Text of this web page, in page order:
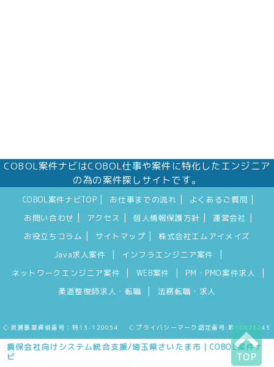
損保会社向けシステム統合支援/埼玉県さいたま市｜COBOL案件ナ
ビ
COBOL案件ナビはCOBOL仕事や案件に特化したエンジニア
の為の案件探しサイトです。
TOP
COBOL案件ナビTOP お仕事までの流れ よくあるご質問
お問い合わせ アクセス 個人情報保護方針 運営会社
お役立ちコラム サイトマップ
株式会社エムアイメイズ
Java求人案件
インフラエンジニア案件
ネットワークエンジニア案件 WEB案件 PM・PMO案件求人
柔道整復師求人・転職 法務転職・求人
◇派遣事業資格番号：特13-120054 ◇プライバシーマーク認定番号:第10823243